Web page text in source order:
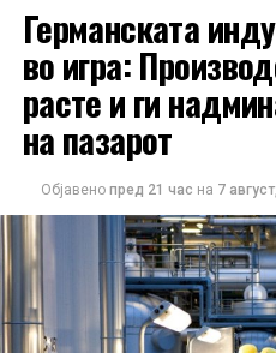
Германската
во игра:
расте и ги
на пазарот
Објавено пред 21 час на 7